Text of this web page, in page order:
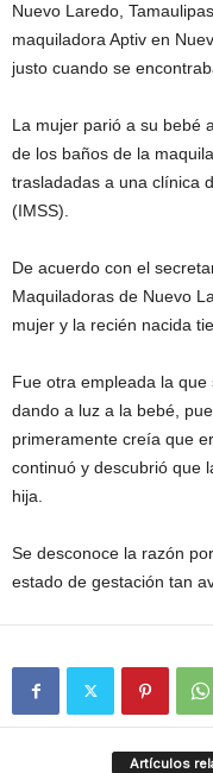
Nuevo Laredo,
maquiladora Aptiv en
justo cuando se
La mujer parió a su bebé
de los baños de la
trasladadas a una clínica
(IMSS).
De acuerdo con el
Maquiladoras de Nuevo
mujer y la recién nacida
Fue otra empleada la
dando a luz a la bebé,
primeramente creía que
continuó y descubrió que
hija.
Se desconoce la razón
estado de gestación tan
Artículos